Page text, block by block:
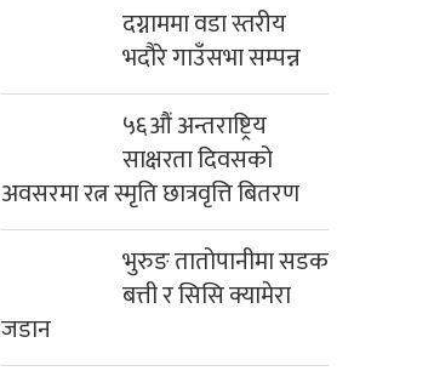
दग्नाममा वडा स्तरीय
भदौरे गाउँसभा सम्पन्न
५६औं अन्तराष्ट्रिय
साक्षरता दिवसको
अवसरमा रत्न स्मृति छात्रवृत्ति बितरण
भुरुङ तातोपानीमा सडक
बत्ती र सिसि क्यामेरा
जडान